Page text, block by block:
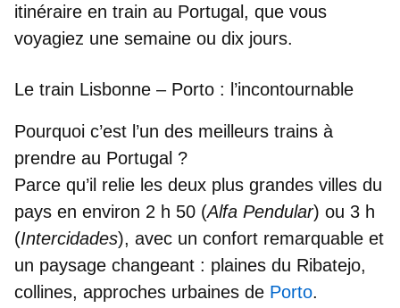
itinéraire en train au Portugal , que vous
voyagiez une semaine ou dix jours.
Le train Lisbonne – Porto : l’incontournable
Pourquoi c’est l’un des meilleurs trains à
prendre au Portugal ?
Parce qu’il relie les deux plus grandes villes du
pays en environ 2 h 50 (Alfa Pendular) ou 3 h
(Intercidades), avec un confort remarquable et
un paysage changeant : plaines du Ribatejo,
collines, approches urbaines de Porto.